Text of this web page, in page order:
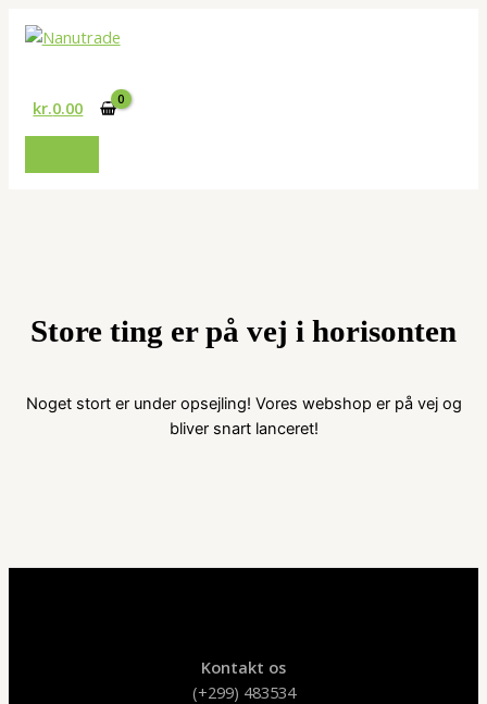
Gå
kr.0.00
Store ting er på vej i horisonten
Noget stort er under opsejling! Vores webshop er på vej og
bliver snart lanceret!
Kontakt os
(+299) 483534